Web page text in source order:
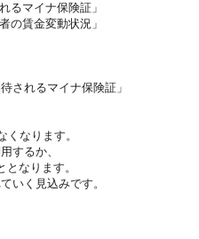
るマイナ保険証」
の賃金変動状況」
されるマイナ保険証」
くなりま す。
するか、
となります。
いく見込みです。